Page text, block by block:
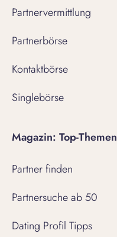
Partnervermittlung
Partnerbörse
Kontaktbörse
Singlebörse
Magazin: Top-Themen
Partner finden
Partnersuche ab 50
Dating Profil Tipps